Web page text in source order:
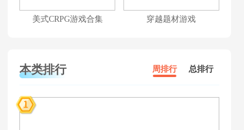
美式CRPG游戏合集 穿越题材游戏
本类排行 周排行 总排行